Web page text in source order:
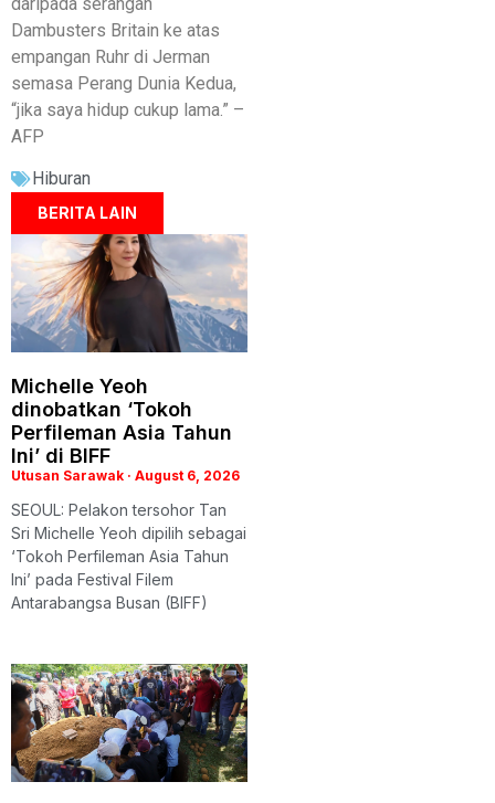
Dambusters Britain ke atas
empangan Ruhr di Jerman
semasa Perang Dunia Kedua,
“jika saya hidup cukup lama.” –
AFP
Hiburan
BERITA LAIN
Michelle Yeoh
dinobatkan ‘Tokoh
Perfileman Asia Tahun
Ini’ di BIFF
Utusan Sarawak August 6, 2026
SEOUL: Pelakon tersohor Tan
Sri Michelle Yeoh dipilih sebagai
‘Tokoh Perfileman Asia Tahun
Ini’ pada Festival Filem
Antarabangsa Busan (BIFF)